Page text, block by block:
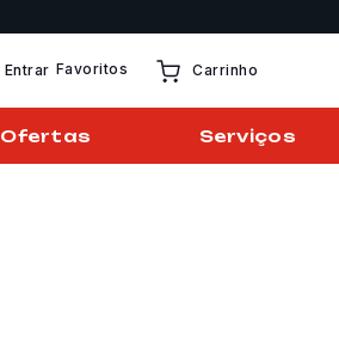
Entrar Favoritos Carrinho
Ofertas Serviços